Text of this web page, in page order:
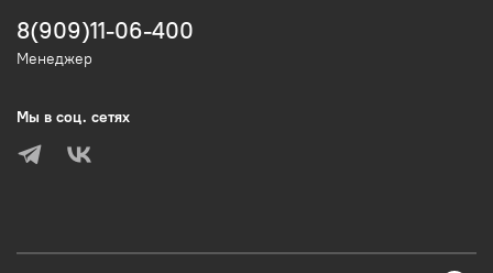
8(909)11-06-400
Менеджер
Мы в соц. сетях